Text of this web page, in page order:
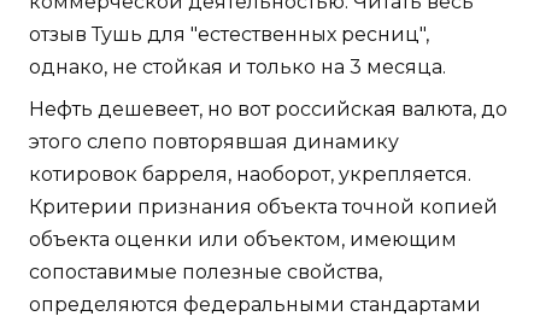
отзыв Тушь для "естественных ресниц",
однако, не стойкая и только на 3 месяца.
Нефть дешевеет, но вот российская валюта, до
этого слепо повторявшая динамику
котировок барреля, наоборот, укрепляется.
Критерии признания объекта точной копией
объекта оценки или объектом, имеющим
сопоставимые полезные свойства,
определяются федеральными стандартами